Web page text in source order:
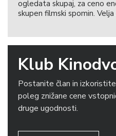
ogledata skupaj, za ceno
skupen filmski spomin.
Klub
Postanite član in
poleg znižane cene
druge ugodnosti.